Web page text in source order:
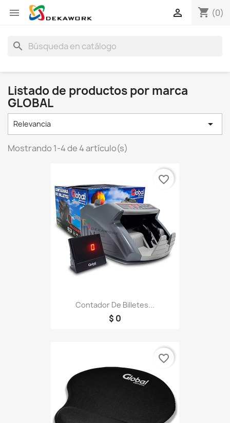
 shopping_cart (0)

search
Listado de productos por marca
GLOBAL
Relevancia 
Mostrando 1-4 de 4 artículo(s)
Contador De Billetes...
$ 0
favorite_border
favorite_border